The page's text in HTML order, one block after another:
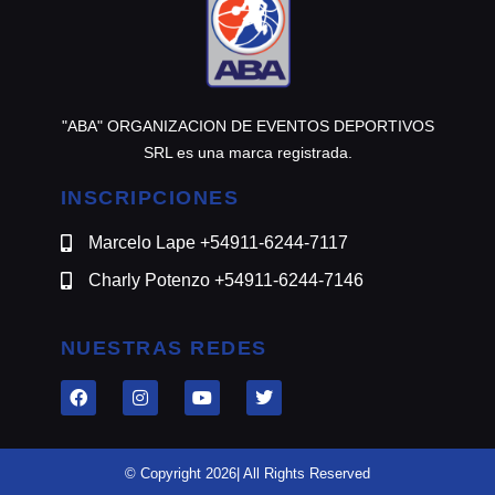
"ABA" ORGANIZACION DE EVENTOS DEPORTIVOS
SRL es una marca registrada.
INSCRIPCIONES
Marcelo Lape +54911-6244-7117
Charly Potenzo +54911-6244-7146
NUESTRAS REDES
© Copyright 2026| All Rights Reserved